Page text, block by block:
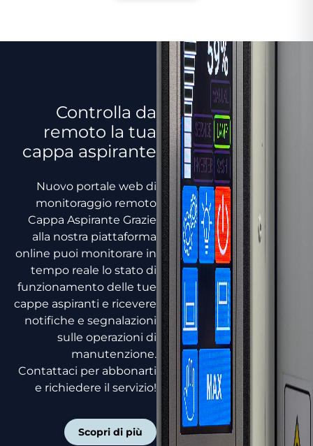
Controlla da
remoto la tua
cappa aspirante
Nuovo portale web di
monitoraggio remoto
Cappa Aspirante Grazie
alla nostra piattaforma
online puoi monitorare in
tempo reale lo stato di
funzionamento delle tue
cappe aspiranti e ricevere
notifiche e segnalazioni
sulle operazioni di
manutenzione.
Contattaci per abbonarti
e richiedere il servizio!
Scopri di più